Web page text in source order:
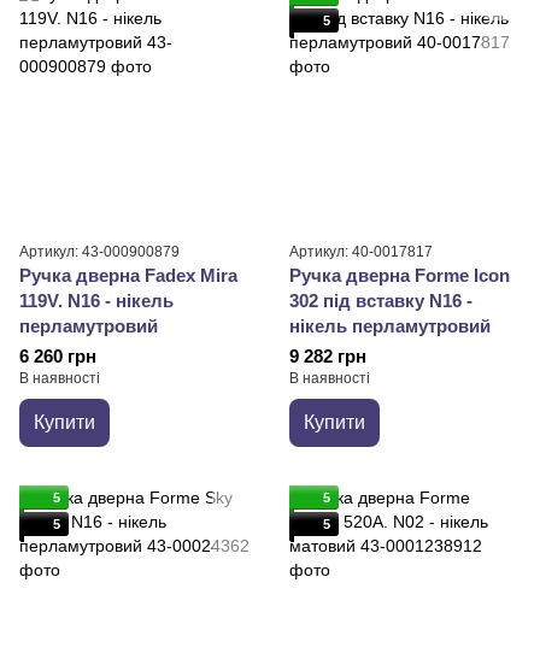
Артикул: 43-000900879
Ручка дверна Fadex Mira
119V. N16 - нікель
перламутровий
6 260 грн
В наявності
Купити
5
Артикул: 40-0017817
Ручка дверна Forme Icon
302 під вставку N16 -
нікель перламутровий
9 282 грн
В наявності
Купити
5
5
5
5